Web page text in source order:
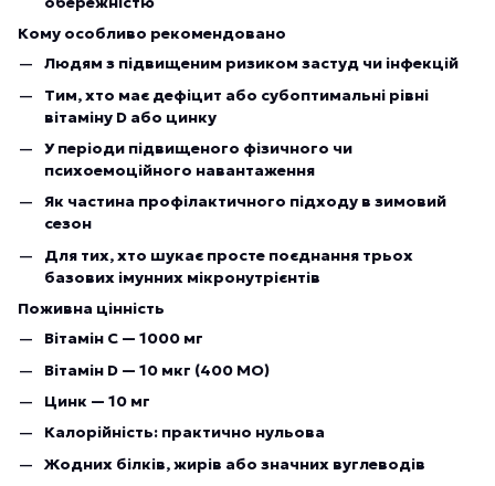
Кому особливо рекомендовано
Людям з підвищеним ризиком застуд чи інфекцій
Тим, хто має дефіцит або субоптимальні рівні
вітаміну D або цинку
У періоди підвищеного фізичного чи
психоемоційного навантаження
Як частина профілактичного підходу в зимовий
сезон
Для тих, хто шукає просте поєднання трьох
базових імунних мікронутрієнтів
Поживна цінність
Вітамін С — 1000 мг
Вітамін D — 10 мкг (400 МО)
Цинк — 10 мг
Калорійність: практично нульова
Жодних білків, жирів або значних вуглеводів